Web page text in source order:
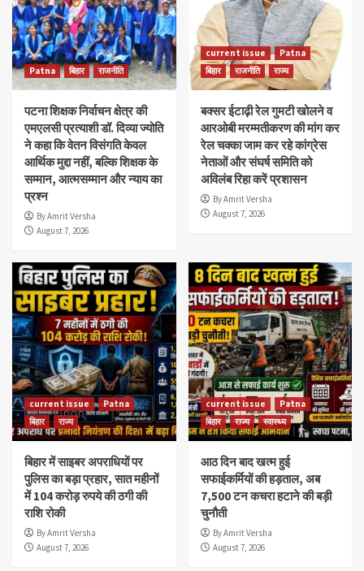
Patna बिहार राजनीति
पटना शिक्षक निर्वाचन क्षेत्र की
एमएलसी प्रत्याशी डॉ. दिव्या ज्योति
ने कहा कि वेतन विसंगति केवल
आर्थिक मुद्दा नहीं, बल्कि शिक्षक के
सम्मान, आत्मसम्मान और न्याय का
प्रश्न
By Amrit Versha
August 7, 2026
current issue
Patna
बिहार
राजनीति राज्य
बक्सर ईटाढ़ी रेल गुमटी खोलने व
आरओबी मरम्मतीकरण की मांग कर
रेल चक्का जाम कर रहे कांग्रेस
नेताओं और संघर्ष समिति को
अविलंब रिहा करें प्रशासन
By Amrit Versha
August 7, 2026
current issue
Patna
बिहार
राज्य
बिहार में साइबर अपराधियों पर
पुलिस का बड़ा प्रहार, सात महीनों
में 104 करोड़ रुपये की ठगी की
राशि रोकी
By Amrit Versha
August 7, 2026
current issue
Patna
बिहार
राज्य स्वास्थ्य
आठ दिन बाद खत्म हुई
सफाईकर्मियों की हड़ताल, अब
7,500 टन कचरा हटाने की बड़ी
चुनौती
By Amrit Versha
August 7, 2026